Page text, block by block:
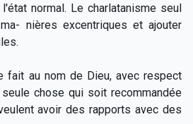
normal. Le charlatanisme seul
nières excentriques et ajouter
fait au nom de Dieu, avec respect
chose qui soit recommandée
avoir des rapports avec des